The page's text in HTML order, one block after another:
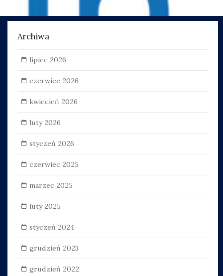
Archiwa
lipiec 2026
czerwiec 2026
kwiecień 2026
luty 2026
styczeń 2026
czerwiec 2025
marzec 2025
luty 2025
styczeń 2024
grudzień 2023
grudzień 2022